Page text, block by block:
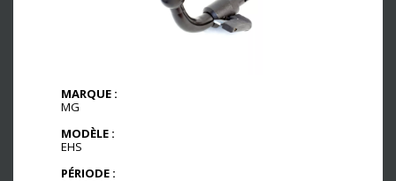
MARQUE :
MG
MODÈLE :
EHS
PÉRIODE :